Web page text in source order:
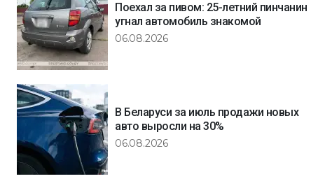
Поехал за пивом: 25-летний пинчанин
угнал автомобиль знакомой
06.08.2026
В Беларуси за июль продажи новых
авто выросли на 30%
06.08.2026